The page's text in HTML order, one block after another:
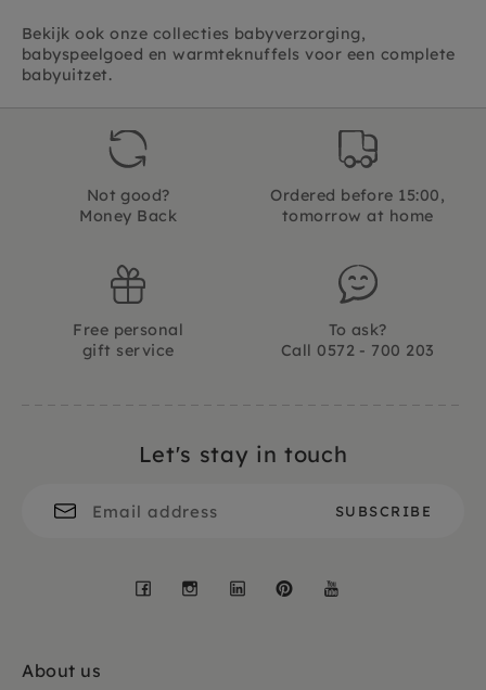
Bekijk ook onze collecties babyverzorging,
babyspeelgoed en warmteknuffels voor een complete
babyuitzet.
Not good?
Money Back
Ordered before 15:00,
tomorrow at home
Free personal
gift service
To ask?
Call 0572 - 700 203
Let's stay in touch
Facebook
Instagram
LinkedInPinterest
About us